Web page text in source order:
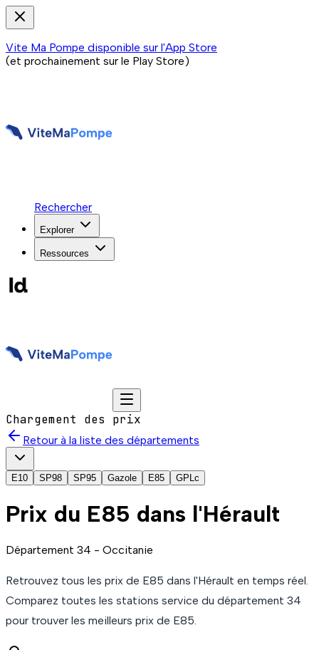
Vite Ma Pompe disponible sur l'App Store
(et prochainement sur le Play Store)
Rechercher
Explorer
Ressources
Chargement des prix
Retour à la liste des départements
E10 SP98 SP95 Gazole E85 GPLc
Prix du E85 dans l'Hérault
Département 34 - Occitanie
Retrouvez tous les prix de E85 dans l'Hérault en temps réel.
Comparez toutes les stations service du département 34
pour trouver les meilleurs prix de E85.